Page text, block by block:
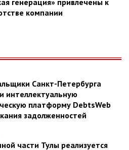
генерация» привлечены к
компании
Санкт-Петербурга
интеллектуальную
платформу DebtsWeb
задолженностей
части Тулы реализуется